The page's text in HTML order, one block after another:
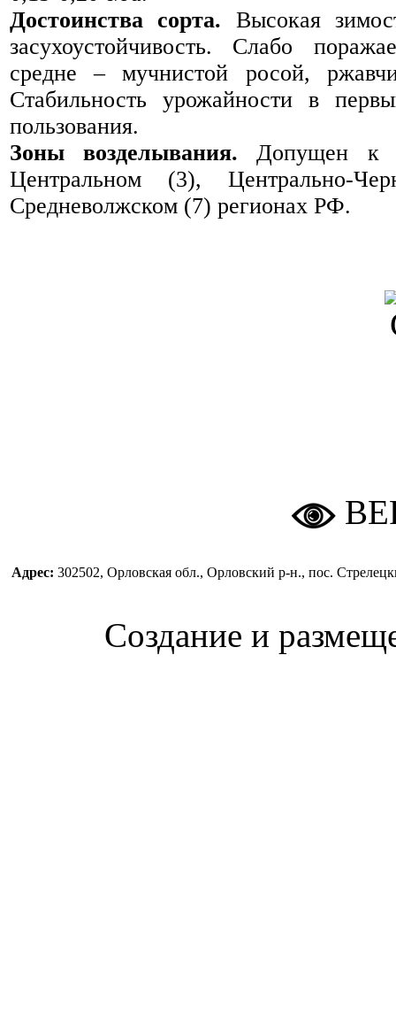
Достоинства сорта. Высокая
засухоустойчивость. Слабо
средне – мучнистой росой,
Стабильность урожайности в
пользования.
Зоны возделывания. Допущен к
Центральном (3), Центрально-
Средневолжском (7) регионах РФ.
Адрес: 302502, Орловская обл., Орловский р-н., пос.
Создание и